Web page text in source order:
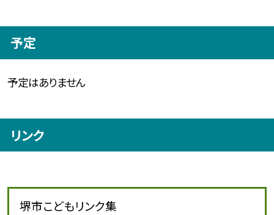
予定
予定はありません
リンク
堺市こどもリンク集